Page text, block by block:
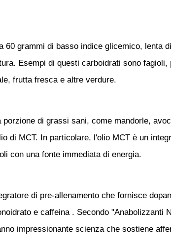
60 grammi di basso indice glicemico, lenta
Esempi di questi carboidrati sono
frutta fresca e altre verdure.
porzione di grassi sani, come mandorle,
di MCT. In particolare, l'olio MCT è un
con una fonte immediata di energia.
di pre-allenamento che fornisce
e caffeina . Secondo "Anabolizzanti
impressionante scienza che sostiene